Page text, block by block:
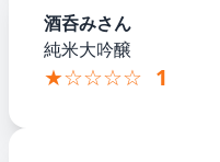
酒呑みさん
純米大吟醸
★☆☆☆☆ 1